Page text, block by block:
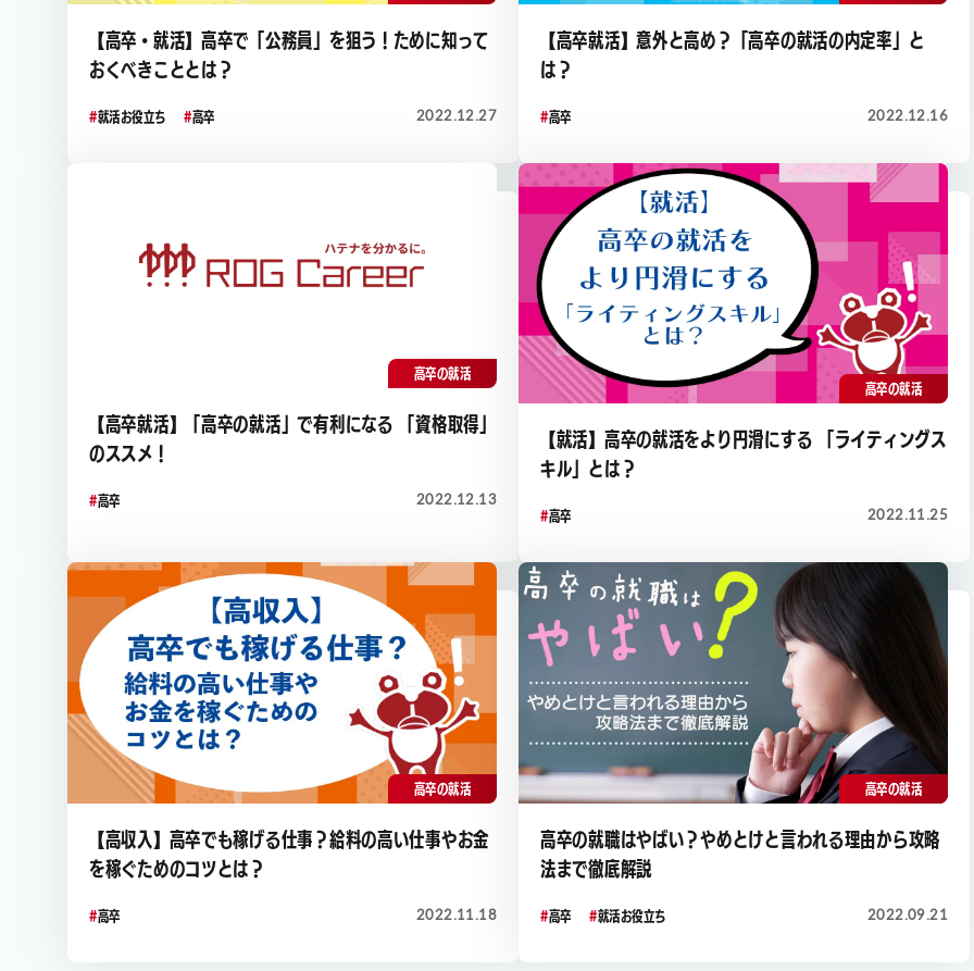
【高卒・就活】高卒で「公務員」を狙う！ために知って
おくべきこととは？
就活お役立ち 高卒 2022.12.27
【高卒就活】意外と高め？「高卒の就活の内定率」と
は？
高卒 2022.12.16
高卒の就活
【高卒就活】「高卒の就活」で有利になる 「資格取得」
のススメ！
高卒 2022.12.13
高卒の就活
【就活】高卒の就活をより円滑にする 「ライティングス
キル」とは？
高卒 2022.11.25
高卒の就活
【高収入】高卒でも稼げる仕事？給料の高い仕事やお金
を稼ぐためのコツとは？
高卒 2022.11.18
高卒の就活
高卒の就職はやばい？やめとけと言われる理由から攻略
法まで徹底解説
高卒 就活お役立ち 2022.09.21